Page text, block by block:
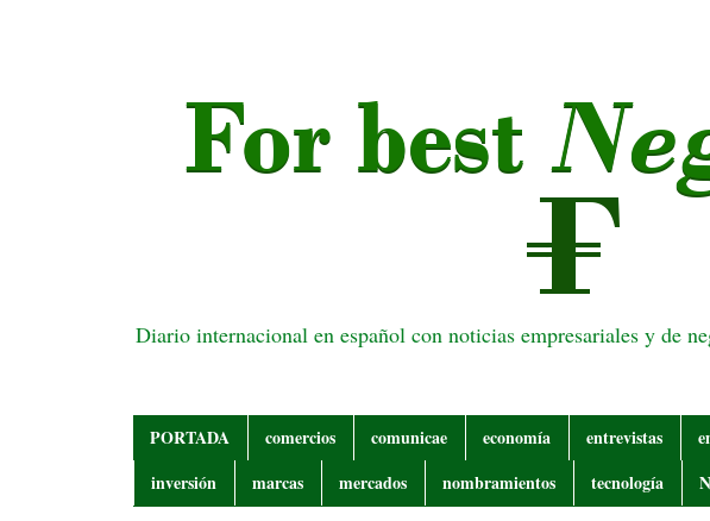
Diario internacional en español con noticias empresariales y de
PORTADA comercios comunicae economía entrevistas
inversión
marcas mercados nombramientos tecnología